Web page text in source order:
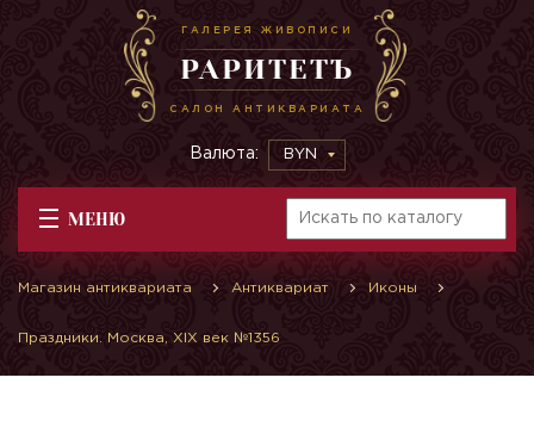
ГАЛЕРЕЯ ЖИВОПИСИ
РАРИТЕТЪ
САЛОН АНТИКВАРИАТА
Валюта: BYN
МЕНЮ
Магазин антиквариата Антиквариат Иконы
Праздники. Москва, XIX век №1356